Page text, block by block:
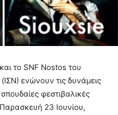
το SNF Nostos του
ενώνουν τις δυνάμεις
φεστιβαλικές
23 Ιουνίου,